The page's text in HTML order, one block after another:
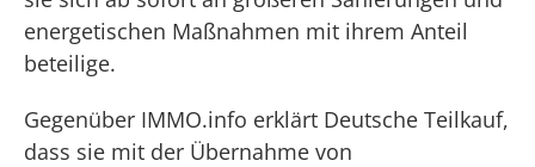
energetischen Maßnahmen mit ihrem Anteil
beteilige.
Gegenüber IMMO.info erklärt Deutsche Teilkauf,
dass sie mit der Übernahme von